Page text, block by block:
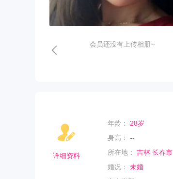
会员还没有上传相册~
详细资料
年龄： 28岁
身高：
--
所在地：
吉林 长春市
婚况：
未婚